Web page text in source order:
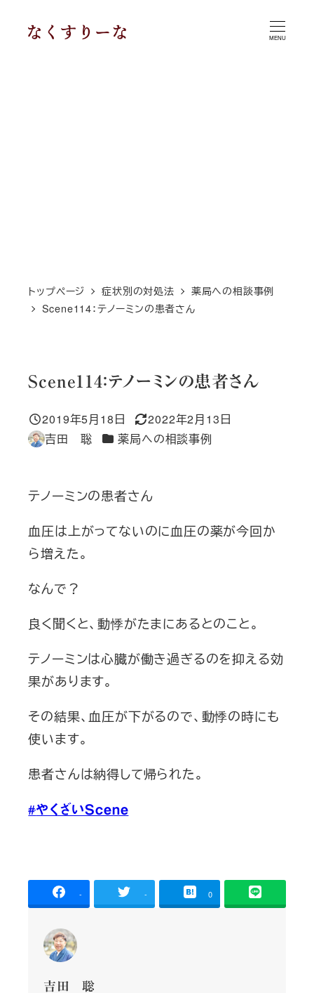
MENU
トップページ 症状別の対処法
薬局への相談事例
Scene114：テノーミンの患者さん
Scene114：テノーミンの患者さん
投稿日
2019年5月18日
更新日
2022年2月13日
著
吉田 聡 カテゴリー
薬局への相談事例
テノーミンの患者さん
血圧は上がってないのに血圧の薬が今回か
ら増えた。
なんで？
良く聞くと、動悸がたまにあるとのこと。
テノーミンは心臓が働き過ぎるのを抑える効
果があります。
その結果、血圧が下がるので、動悸の時にも
使います。
患者さんは納得して帰られた。
#やくざいScene
- - 0
吉田 聡